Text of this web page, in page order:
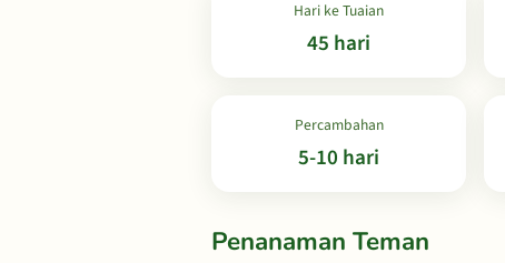
Hari ke Tuaian
45 hari
Percambahan
5-10 hari
Penanaman Teman